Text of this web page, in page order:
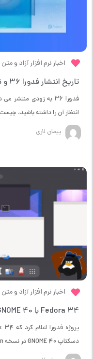
اخبار نرم افزار آزاد و متن
فدورا 36 به زودی
انتظار آن را داشته باشید،
پیمان لاری
اخبار نرم افزار آزاد و متن
دسکتاپ GNOME 40 در نسخه Workstation منتشر خواهد شد. این خبر...